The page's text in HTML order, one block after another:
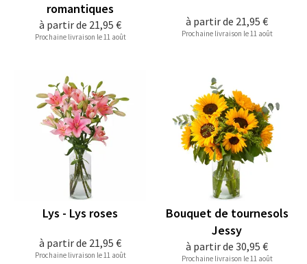
à partir de 21,95 €
romantiques
Prochaine livraison le 11 août
à partir de 21,95 €
Prochaine livraison le 11 août
à partir de 21,95 €
Lys - Lys roses
Prochaine livraison le 11 août
à partir de 30,95 €
Bouquet de tournesols
Jessy
Prochaine livraison le 11 août